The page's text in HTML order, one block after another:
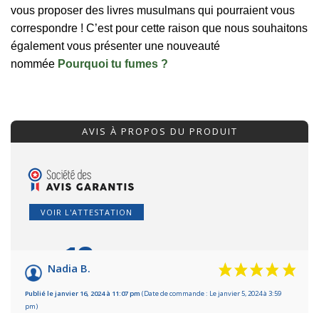
vous proposer des livres musulmans qui pourraient vous
correspondre ! C’est pour cette raison que nous souhaitons
également vous présenter une nouveauté
nommée Pourquoi tu fumes ?
AVIS À PROPOS DU PRODUIT
VOIR L'ATTESTATION
10
Basé sur 6 avis
Nadia B.
Publié le janvier 16, 2024 à 11:07 pm (Date de commande : Le janvier 5, 2024 à 3:59
pm)